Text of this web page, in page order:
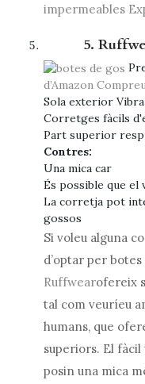
impermeables
5.
d’Amazon
Sola exterior
Corretges fàcils
Part superior
Contres:
Una mica car
És possible que
La corretja pot
gossos
Si voleu alguna
d’optar per
Ruffwearofereix
tal com veuríeu
humans, que
superiors. El fàcil
posin una mica